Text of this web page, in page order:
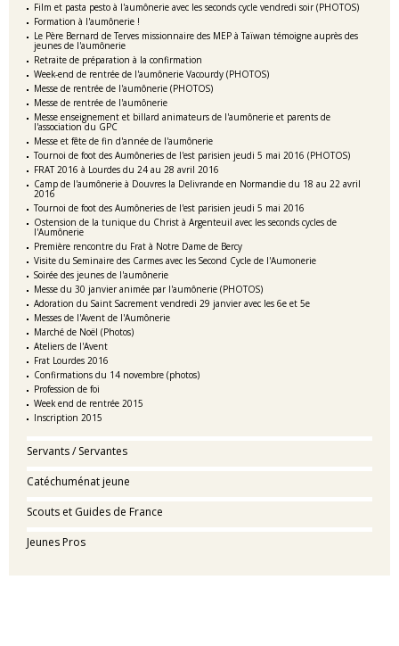
Film et pasta pesto à l'aumônerie avec les seconds cycle vendredi soir (PHOTOS)
Formation à l'aumônerie !
Le Père Bernard de Terves missionnaire des MEP à Taïwan témoigne auprès des
jeunes de l'aumônerie
Retraite de préparation à la confirmation
Week-end de rentrée de l'aumônerie Vacourdy (PHOTOS)
Messe de rentrée de l'aumônerie (PHOTOS)
Messe de rentrée de l'aumônerie
Messe enseignement et billard animateurs de l'aumônerie et parents de
l'association du GPC
Messe et fête de fin d'année de l'aumônerie
Tournoi de foot des Aumôneries de l'est parisien jeudi 5 mai 2016 (PHOTOS)
FRAT 2016 à Lourdes du 24 au 28 avril 2016
Camp de l'aumônerie à Douvres la Delivrande en Normandie du 18 au 22 avril
2016
Tournoi de foot des Aumôneries de l'est parisien jeudi 5 mai 2016
Ostension de la tunique du Christ à Argenteuil avec les seconds cycles de
l'Aumônerie
Première rencontre du Frat à Notre Dame de Bercy
Visite du Seminaire des Carmes avec les Second Cycle de l'Aumonerie
Soirée des jeunes de l'aumônerie
Messe du 30 janvier animée par l'aumônerie (PHOTOS)
Adoration du Saint Sacrement vendredi 29 janvier avec les 6e et 5e
Messes de l'Avent de l'Aumônerie
Marché de Noël (Photos)
Ateliers de l'Avent
Frat Lourdes 2016
Confirmations du 14 novembre (photos)
Profession de foi
Week end de rentrée 2015
Inscription 2015
Servants / Servantes
Catéchuménat jeune
Scouts et Guides de France
Jeunes Pros